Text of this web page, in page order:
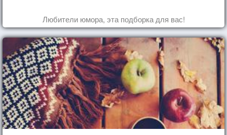
Любители юмора, эта подборка для вас!